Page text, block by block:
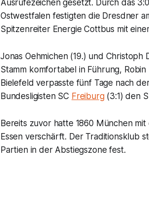
Ausrufezeichen gesetzt. Durch das
Ostwestfalen festigten die Dresdner
Spitzenreiter Energie Cottbus mit
Jonas Oehmichen (19.) und Christoph
Stamm komfortabel in Führung,
Bielefeld verpasste fünf Tage nach
Bundesligisten SC Freiburg(3:1) den
Bereits zuvor hatte 1860 München
Essen verschärft. Der Traditionsklub
Partien in der Abstiegszone fest.